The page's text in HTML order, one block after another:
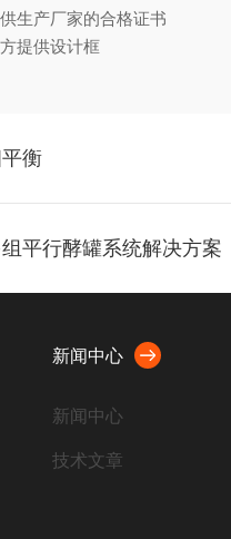
生产厂家的合格证书
提供设计框
衡
平行酵罐系统解决方案
新闻中心
新闻中心
技术文章